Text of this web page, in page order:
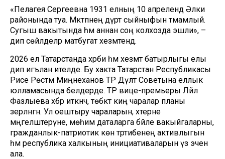
«Пелагея Сергеевна 1931 елның 10 апрелендә Әлки
районында туа. Мәктәпнең дүрт сыйныфын тәмамлый.
Сугыш вакытында һәм аннан соң колхозда эшли», –
дип сөйләделәр матбугат хезмәтендә.
2026 ел Татарстанда хәрби һәм хезмәт батырлыгы елы
дип игълан ителде. Бу хакта Татарстан Республикасы
Рәисе Рөстәм Миңнеханов ТР Дәүләт Советына еллык
юлламасында белдерде. ТР вице-премьеры Ләйлә
Фазлыева хәбәр иткәнчә, төбәктә киң чаралар планы
әзерләнгән. Ул оештыру чараларын, хәтерне
мәңгеләштерүне, мөһим даталарга бәйле вакыйгаларны,
гражданлык-патриотик көн тәртибенең активлыгын
һәм республика халкының инициативаларын үз эченә
ала.